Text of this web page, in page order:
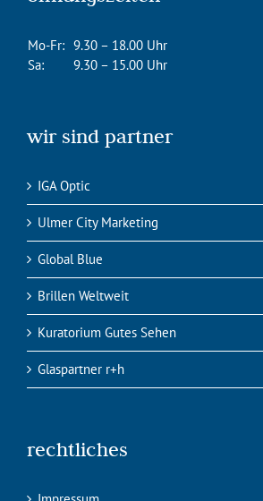
Mo-Fr: 9.30 – 18.00 Uhr
Sa:
9.30 – 15.00 Uhr
wir sind partner
IGA Optic
Ulmer City Marketing
Global Blue
Brillen Weltweit
Kuratorium Gutes Sehen
Glaspartner r+h
rechtliches